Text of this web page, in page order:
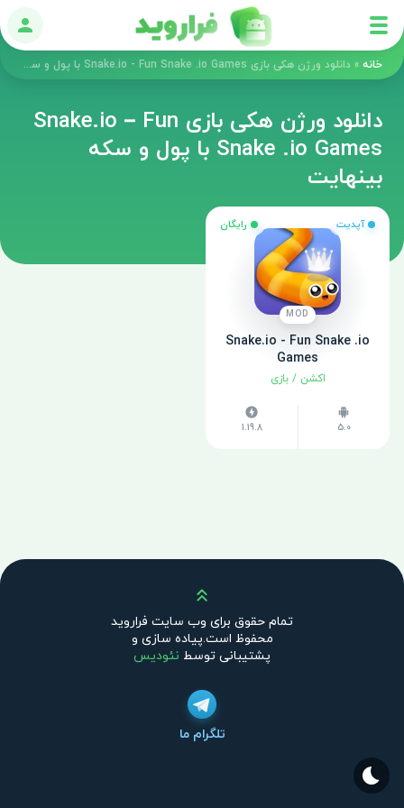
ورود
خانه » دانلود ورژن هکی بازی Snake.io - Fun Snake .io Games با پول و سکه بینهایت
دانلود ورژن هکی بازی Snake.io – Fun
Snake .io Games با پول و سکه
بینهایت
آپدیت رایگان
MOD
Snake.io - Fun Snake .io
Games
اکشن /بازی
5.0
1.19.8
بالا
تمام حقوق برای وب سایت فراروید
محفوظ است.پیاده سازی و
پشتیبانی توسط نئودیس
تلگرام ما